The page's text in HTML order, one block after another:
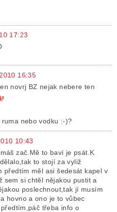
17:23
16:35
novrj BZ nejak nebere ten
ruma nebo vodku :-)?
10:43
zač.Mě to baví je psát.K
to stojí za vyliž
předtím měl asi šedesát kapel v
sem si chtěl nějakou pustit a
poslechnout,tak jí musím
hovno a ono je to vůbec
třeba info o